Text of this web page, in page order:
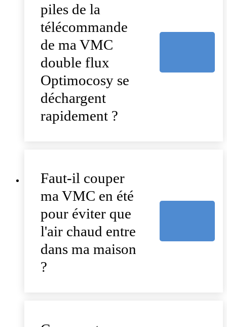
piles de la
télécommande
de ma VMC
double flux
Optimocosy se
déchargent
rapidement ?
Faut-il couper
ma VMC en été
pour éviter que
l'air chaud entre
dans ma maison
?